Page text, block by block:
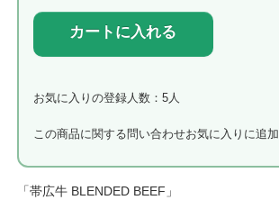
カートに入れる
お気に入りの登録人数：5人
この商品に関する問い合わせお気に入りに追加
「帯広牛 BLENDED BEEF」